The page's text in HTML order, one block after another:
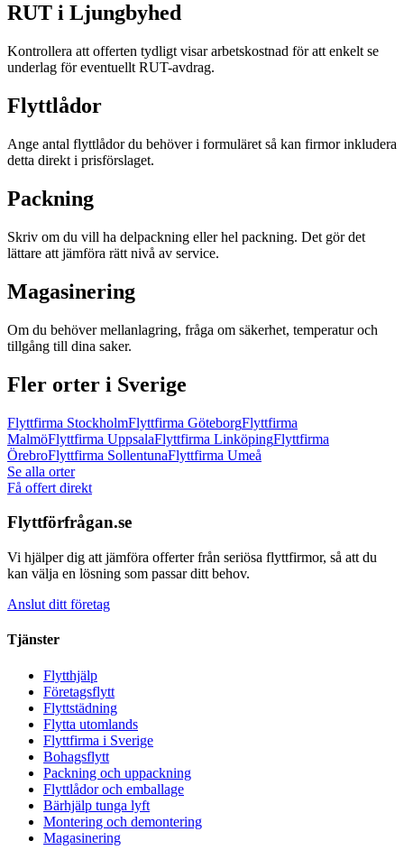
RUT i Ljungbyhed
Kontrollera att offerten tydligt visar arbetskostnad för att enkelt se
underlag för eventuellt RUT-avdrag.
Flyttlådor
Ange antal flyttlådor du behöver i formuläret så kan firmor inkludera
detta direkt i prisförslaget.
Packning
Skriv om du vill ha delpackning eller hel packning. Det gör det
lättare att jämföra rätt nivå av service.
Magasinering
Om du behöver mellanlagring, fråga om säkerhet, temperatur och
tillgång till dina saker.
Fler orter i Sverige
Flyttfirma StockholmFlyttfirma GöteborgFlyttfirma
MalmöFlyttfirma UppsalaFlyttfirma LinköpingFlyttfirma
ÖrebroFlyttfirma SollentunaFlyttfirma Umeå
Se alla orter
Få offert direkt
Flyttförfrågan.se
Vi hjälper dig att jämföra offerter från seriösa flyttfirmor, så att du
kan välja en lösning som passar ditt behov.
Anslut ditt företag
Tjänster
Flytthjälp
Företagsflytt
Flyttstädning
Flytta utomlands
Flyttfirma i Sverige
Bohagsflytt
Packning och uppackning
Flyttlådor och emballage
Bärhjälp tunga lyft
Montering och demontering
Magasinering